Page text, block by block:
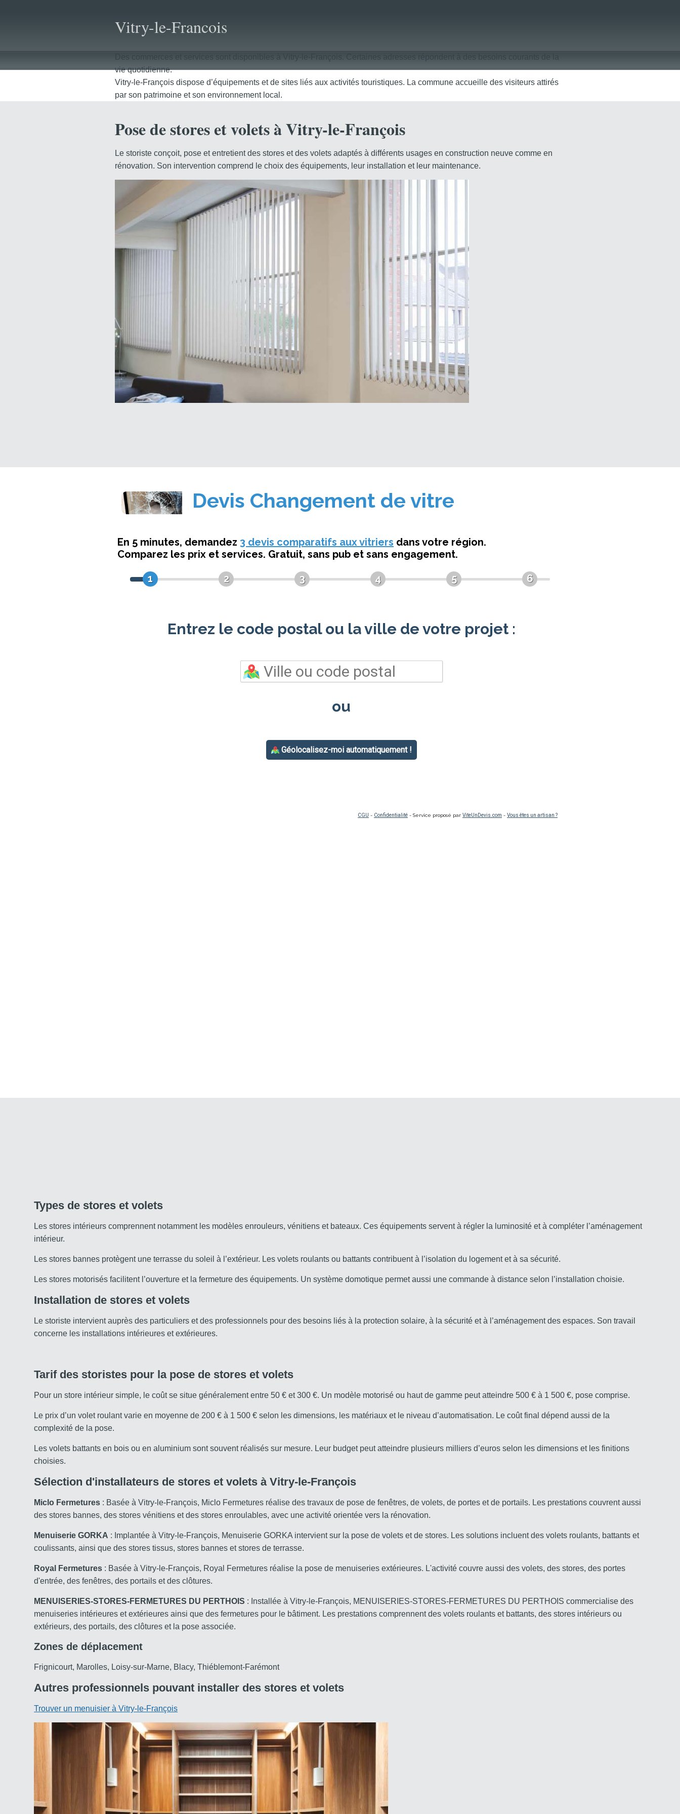
Vitry-le-Francois
vie quotidienne.
Vitry-le-François dispose d’équipements et de sites liés aux activités touristiques. La commune accueille des visiteurs attirés
par son patrimoine et son environnement local.
Pose de stores et volets à Vitry-le-François
Le storiste conçoit, pose et entretient des stores et des volets adaptés à différents usages en construction neuve comme en
rénovation. Son intervention comprend le choix des équipements, leur installation et leur maintenance.
Types de stores et volets
Les stores intérieurs comprennent notamment les modèles enrouleurs, vénitiens et bateaux. Ces équipements servent à régler la luminosité et à compléter l’aménagement
intérieur.
Les stores bannes protègent une terrasse du soleil à l’extérieur. Les volets roulants ou battants contribuent à l’isolation du logement et à sa sécurité.
Les stores motorisés facilitent l’ouverture et la fermeture des équipements. Un système domotique permet aussi une commande à distance selon l’installation choisie.
Installation de stores et volets
Le storiste intervient auprès des particuliers et des professionnels pour des besoins liés à la protection solaire, à la sécurité et à l’aménagement des espaces. Son travail
concerne les installations intérieures et extérieures.
Tarif des storistes pour la pose de stores et volets
Pour un store intérieur simple, le coût se situe généralement entre 50 € et 300 €. Un modèle motorisé ou haut de gamme peut atteindre 500 € à 1 500 €, pose comprise.
Le prix d’un volet roulant varie en moyenne de 200 € à 1 500 € selon les dimensions, les matériaux et le niveau d’automatisation. Le coût final dépend aussi de la
complexité de la pose.
Les volets battants en bois ou en aluminium sont souvent réalisés sur mesure. Leur budget peut atteindre plusieurs milliers d’euros selon les dimensions et les finitions
choisies.
Sélection d'installateurs de stores et volets à Vitry-le-François
Miclo Fermetures : Basée à Vitry-le-François, Miclo Fermetures réalise des travaux de pose de fenêtres, de volets, de portes et de portails. Les prestations couvrent aussi
des stores bannes, des stores vénitiens et des stores enroulables, avec une activité orientée vers la rénovation.
Menuiserie GORKA : Implantée à Vitry-le-François, Menuiserie GORKA intervient sur la pose de volets et de stores. Les solutions incluent des volets roulants, battants et
coulissants, ainsi que des stores tissus, stores bannes et stores de terrasse.
Royal Fermetures : Basée à Vitry-le-François, Royal Fermetures réalise la pose de menuiseries extérieures. L'activité couvre aussi des volets, des stores, des portes
d'entrée, des fenêtres, des portails et des clôtures.
MENUISERIES-STORES-FERMETURES DU PERTHOIS : Installée à Vitry-le-François, MENUISERIES-STORES-FERMETURES DU PERTHOIS commercialise des
menuiseries intérieures et extérieures ainsi que des fermetures pour le bâtiment. Les prestations comprennent des volets roulants et battants, des stores intérieurs ou
extérieurs, des portails, des clôtures et la pose associée.
Zones de déplacement
Frignicourt, Marolles, Loisy-sur-Marne, Blacy, Thiéblemont-Farémont
Autres professionnels pouvant installer des stores et volets
Trouver un menuisier à Vitry-le-François